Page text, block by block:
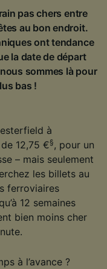
pas chers entre
au bon endroit.
ont tendance
la date de départ
sommes là pour
bas !
à
12,75 €§ , pour un
– mais seulement
les billets au
ferroviaires
12 semaines
bien moins cher
à l’avance ?